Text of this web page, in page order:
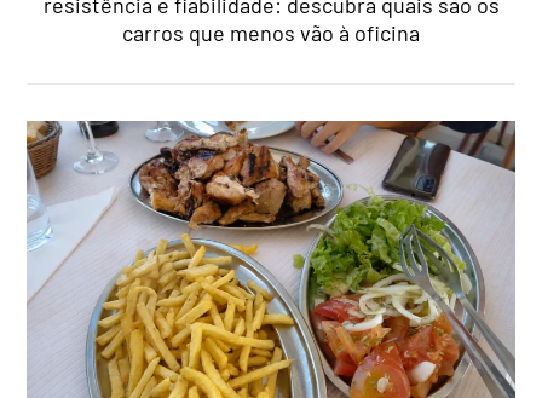
carros que menos vão à oficina